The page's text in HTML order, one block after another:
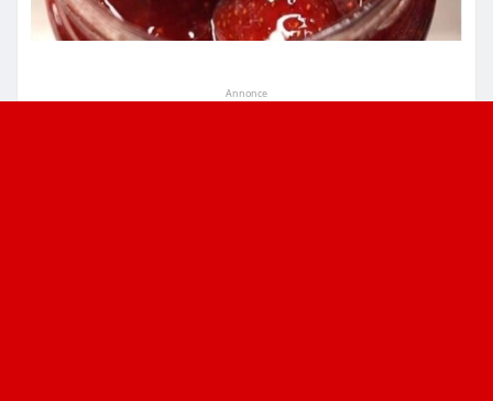
Annonce